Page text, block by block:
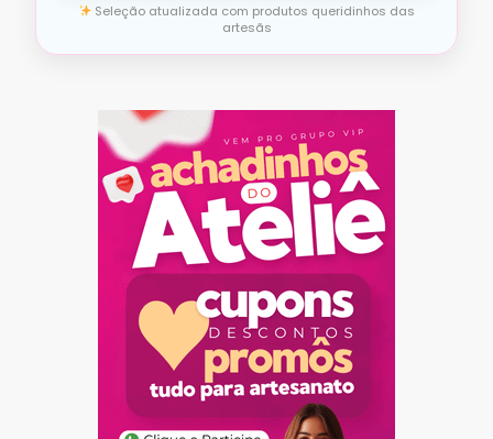
Seleção atualizada com produtos queridinhos das
artesãs